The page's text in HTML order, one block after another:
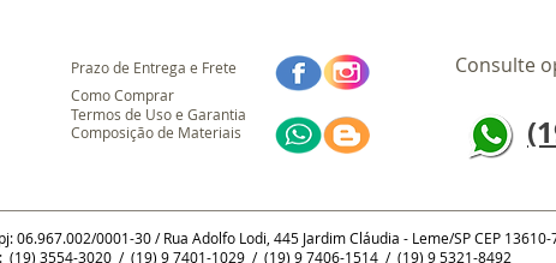
Prazo de Entrega e Frete
Como Comprar
Termos de Uso e Garantia
Composição de Materiais
Consulte
06.967.002/0001-30 / Rua Adolfo Lodi, 445 Jardim Cláudia - Leme/SP CEP 13610-
(19) 3554-3020 / (19) 9 7401-1029 / (19) 9 7406-1514 / (19) 9 5321-8492